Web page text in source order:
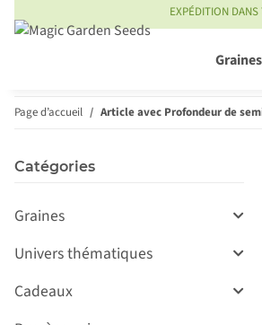
EXPÉDITION
Graines
Page d’accueil Article avec Profondeur de
Catégories
Graines
Univers thématiques
Cadeaux